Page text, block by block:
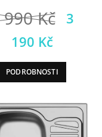
990Kč
3
190 Kč
PODROBNOSTI